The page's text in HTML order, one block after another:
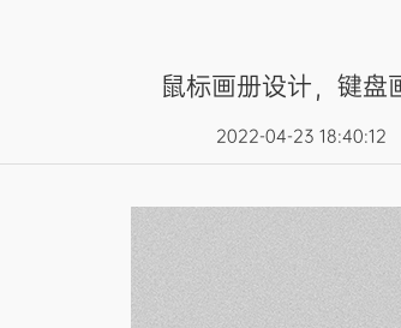
鼠标画册设计，键盘
2022-04-23 18:40:12